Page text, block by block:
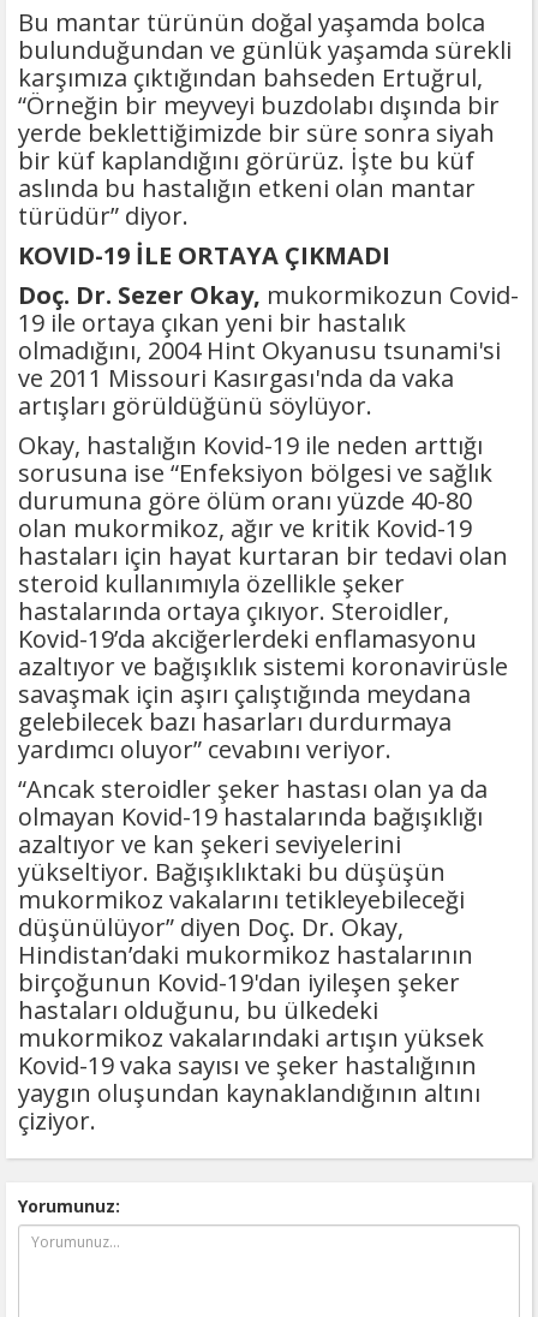
Bu mantar türünün doğal yaşamda bolca
bulunduğundan ve günlük yaşamda sürekli
karşımıza çıktığından bahseden Ertuğrul,
“Örneğin bir meyveyi buzdolabı dışında bir
yerde beklettiğimizde bir süre sonra siyah
bir küf kaplandığını görürüz. İşte bu küf
aslında bu hastalığın etkeni olan mantar
türüdür” diyor.
KOVID-19 İLE ORTAYA ÇIKMADI
Doç. Dr. Sezer Okay, mukormikozun Covid-
19 ile ortaya çıkan yeni bir hastalık
olmadığını, 2004 Hint Okyanusu tsunami'si
ve 2011 Missouri Kasırgası'nda da vaka
artışları görüldüğünü söylüyor.
Okay, hastalığın Kovid-19 ile neden arttığı
sorusuna ise “Enfeksiyon bölgesi ve sağlık
durumuna göre ölüm oranı yüzde 40-80
olan mukormikoz, ağır ve kritik Kovid-19
hastaları için hayat kurtaran bir tedavi olan
steroid kullanımıyla özellikle şeker
hastalarında ortaya çıkıyor. Steroidler,
Kovid-19’da akciğerlerdeki enflamasyonu
azaltıyor ve bağışıklık sistemi koronavirüsle
savaşmak için aşırı çalıştığında meydana
gelebilecek bazı hasarları durdurmaya
yardımcı oluyor” cevabını veriyor.
“Ancak steroidler şeker hastası olan ya da
olmayan Kovid-19 hastalarında bağışıklığı
azaltıyor ve kan şekeri seviyelerini
yükseltiyor. Bağışıklıktaki bu düşüşün
mukormikoz vakalarını tetikleyebileceği
düşünülüyor” diyen Doç. Dr. Okay,
Hindistan’daki mukormikoz hastalarının
birçoğunun Kovid-19'dan iyileşen şeker
hastaları olduğunu, bu ülkedeki
mukormikoz vakalarındaki artışın yüksek
Kovid-19 vaka sayısı ve şeker hastalığının
yaygın oluşundan kaynaklandığının altını
çiziyor.
Yorumunuz: